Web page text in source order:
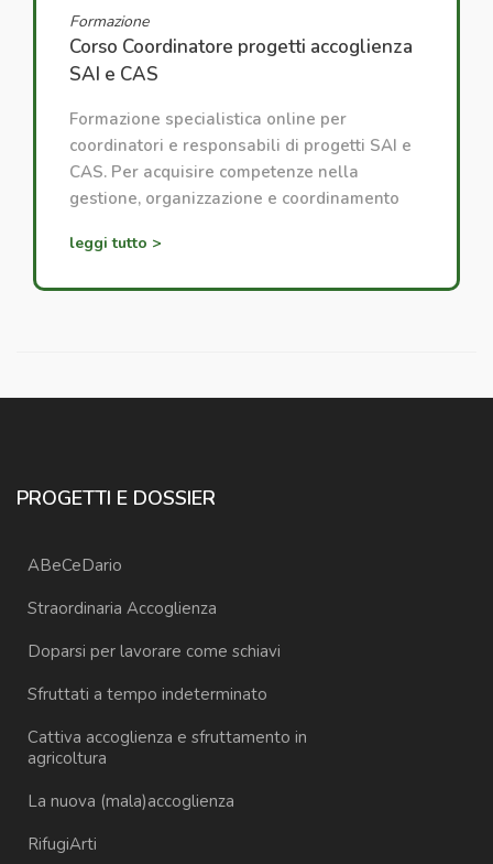
Formazione
Corso Coordinatore progetti accoglienza
SAI e CAS
Formazione specialistica online per
coordinatori e responsabili di progetti SAI e
CAS. Per acquisire competenze nella
gestione, organizzazione e coordinamento
leggi tutto >
PROGETTI E DOSSIER
ABeCeDario
Straordinaria Accoglienza
Doparsi per lavorare come schiavi
Sfruttati a tempo indeterminato
Cattiva accoglienza e sfruttamento in
agricoltura
La nuova (mala)accoglienza
RifugiArti